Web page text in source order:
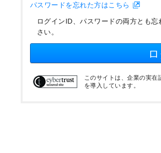
パスワードを忘れた方はこちら
ログインID、パスワードの両方とも忘
さい。
このサイトは、企業の実
を導入しています。